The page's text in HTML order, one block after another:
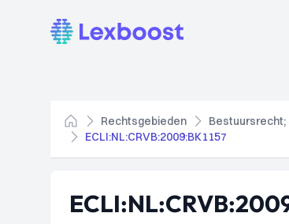
Lexboost
Home
Rechtsgebieden
ECLI:NL:CRVB:2009:BK1157